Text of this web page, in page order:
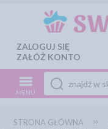
ZALOGUJ SIĘ
ZAŁÓŻ KONTO
MENU
STRONA GŁÓWNA